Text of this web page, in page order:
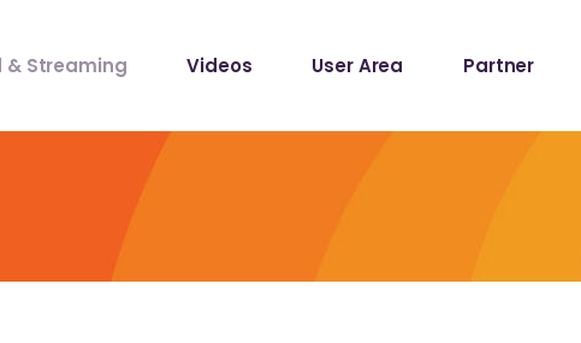
& Streaming Videos User Area Partner